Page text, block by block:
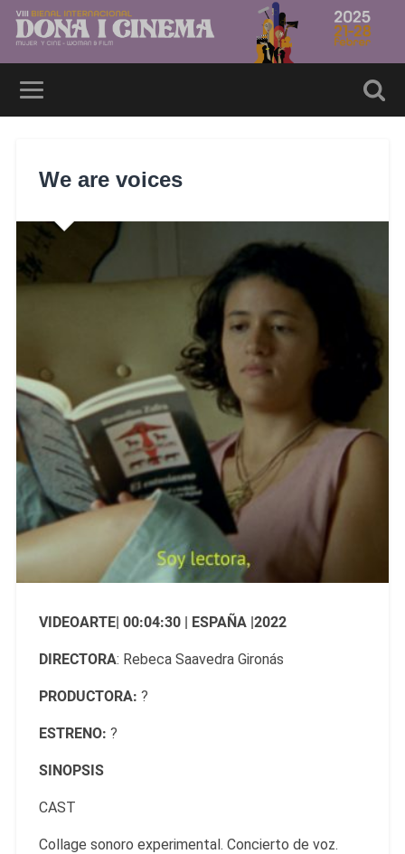
We are voices
VIDEOARTE| 00:04:30 | ESPAÑA |2022
DIRECTORA: Rebeca Saavedra Gironás
PRODUCTORA: ?
ESTRENO: ?
SINOPSIS
CAST
Collage sonoro experimental. Concierto de voz.